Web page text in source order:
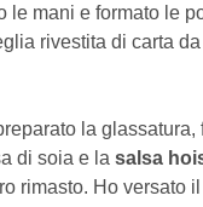
le mani e formato le
rivestita di carta
la glassatura,
di soia e la salsa
rimasto. Ho versato